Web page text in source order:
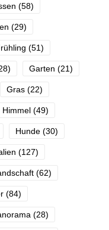
(58)
(29)
(51)
Garten (21)
Gras (22)
Himmel (49)
Hunde (30)
(127)
(62)
(84)
(28)